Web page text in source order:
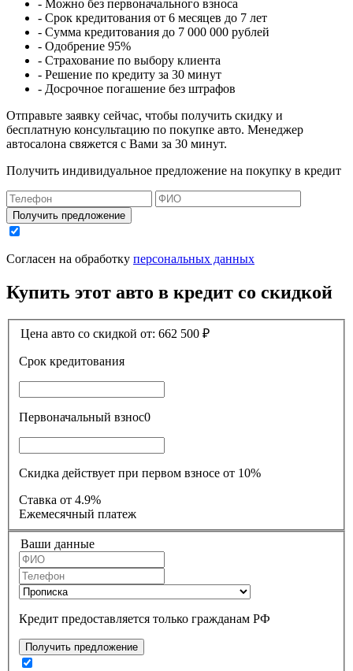
- Можно без первоначального взноса
- Срок кредитования от 6 месяцев до 7 лет
- Сумма кредитования до 7 000 000 рублей
- Одобрение 95%
- Страхование по выбору клиента
- Решение по кредиту за 30 минут
- Досрочное погашение без штрафов
Отправьте заявку сейчас, чтобы получить скидку и
бесплатную консультацию по покупке авто. Менеджер
автосалона свяжется с Вами за 30 минут.
Получить индивидуальное предложение на покупку в кредит
Получить предложение
Согласен на обработку персональных данных
Купить этот авто в кредит со скидкой
Цена авто со скидкой от: 662 500 ₽
Срок кредитования
Первоначальный взнос0
Скидка действует при первом взносе от 10%
Ставка
от 4.9%
Ежемесячный платеж
Ваши данные
Кредит предоставляется только гражданам РФ
Получить предложение